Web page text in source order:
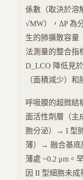
係數（取決於溶
√MW），ΔP 為
生的肺擴散容量
法測量的整合指
D_LCO 降低見
（面積減少）和
呼吸膜的超微結
面活性劑層（主
胞分泌）→ I 型
薄）→ 融合基底
薄處 ~0.2 μm。
因 II 型細胞未